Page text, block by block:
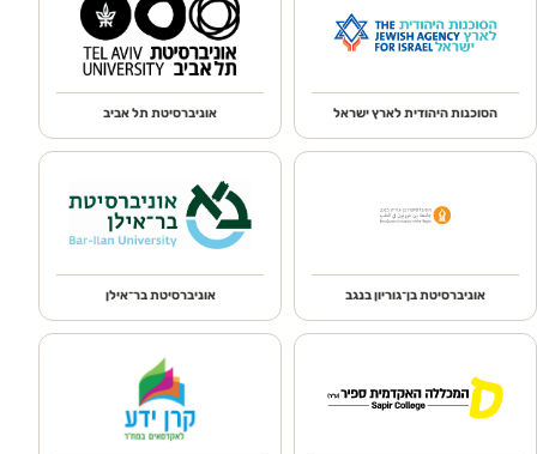
הסוכנות היהודית לארץ ישראל אוניברסיטת תל אביב
אוניברסיטת בן־גוריון בנגב אוניברסיטת בר־אילן